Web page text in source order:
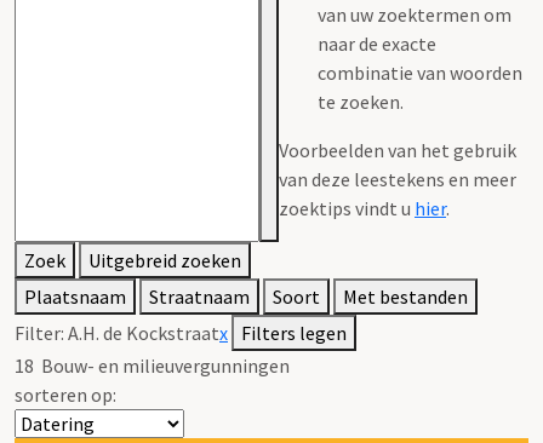
van uw zoektermen om
naar de exacte
combinatie van woorden
te zoeken.
Voorbeelden van het gebruik
van deze leestekens en meer
zoektips vindt u hier.
Zoek
Uitgebreid zoeken
Plaatsnaam
Straatnaam Soort
Met bestanden
Filter: A.H. de Kockstraatx Filters legen
18 Bouw- en milieuvergunningen
sorteren op: